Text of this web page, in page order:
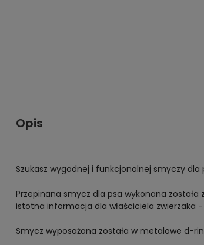
Opis
Szukasz wygodnej i funkcjonalnej smyczy
Przepinana smycz dla psa wykonana została
istotna informacja dla właściciela zwierzaka
Smycz wyposażona została w metalowe d-